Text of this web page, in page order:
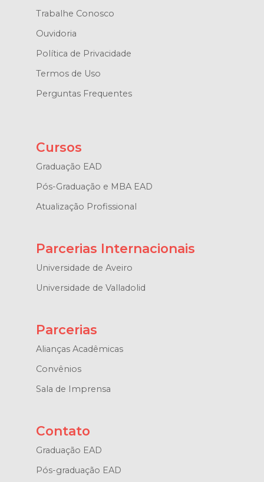
Trabalhe Conosco
Ouvidoria
Política de Privacidade
Termos de Uso
Perguntas Frequentes
Cursos
Graduação EAD
Pós-Graduação e MBA EAD
Atualização Profissional
Parcerias Internacionais
Universidade de Aveiro
Universidade de Valladolid
Parcerias
Alianças Acadêmicas
Convênios
Sala de Imprensa
Contato
Graduação EAD
Pós-graduação EAD